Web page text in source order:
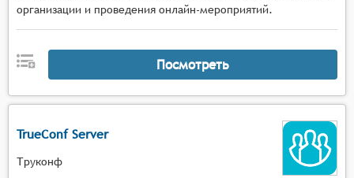
организации и проведения онлайн-мероприятий.
Посмотреть
TrueConf Server
Труконф